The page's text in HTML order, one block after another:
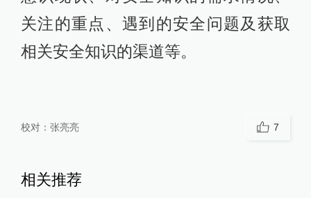
关注的重点、遇到的安全问题及获取
相关安全知识的渠道等。
校对： 张亮亮 7
相关推荐